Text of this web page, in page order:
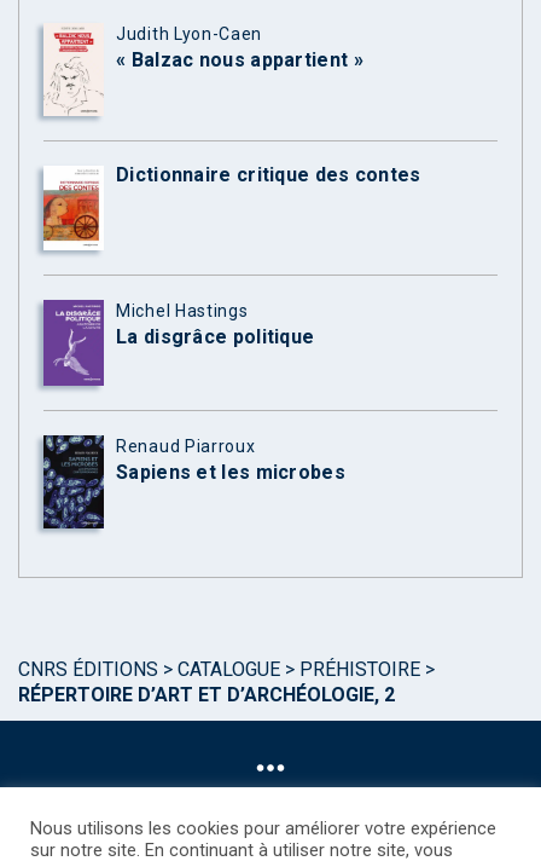
Judith Lyon-Caen
« Balzac nous appartient »
Dictionnaire critique des contes
Michel Hastings
La disgrâce politique
Renaud Piarroux
Sapiens et les microbes
CNRS ÉDITIONS > CATALOGUE > PRÉHISTOIRE >
RÉPERTOIRE D’ART ET D’ARCHÉOLOGIE, 2
Nous utilisons les cookies pour améliorer votre expérience
sur notre site. En continuant à utiliser notre site, vous